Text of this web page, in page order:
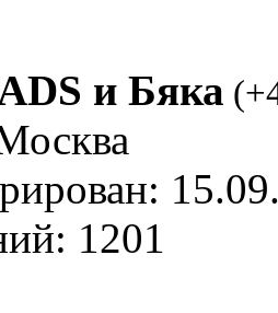
и Бяка (
1201